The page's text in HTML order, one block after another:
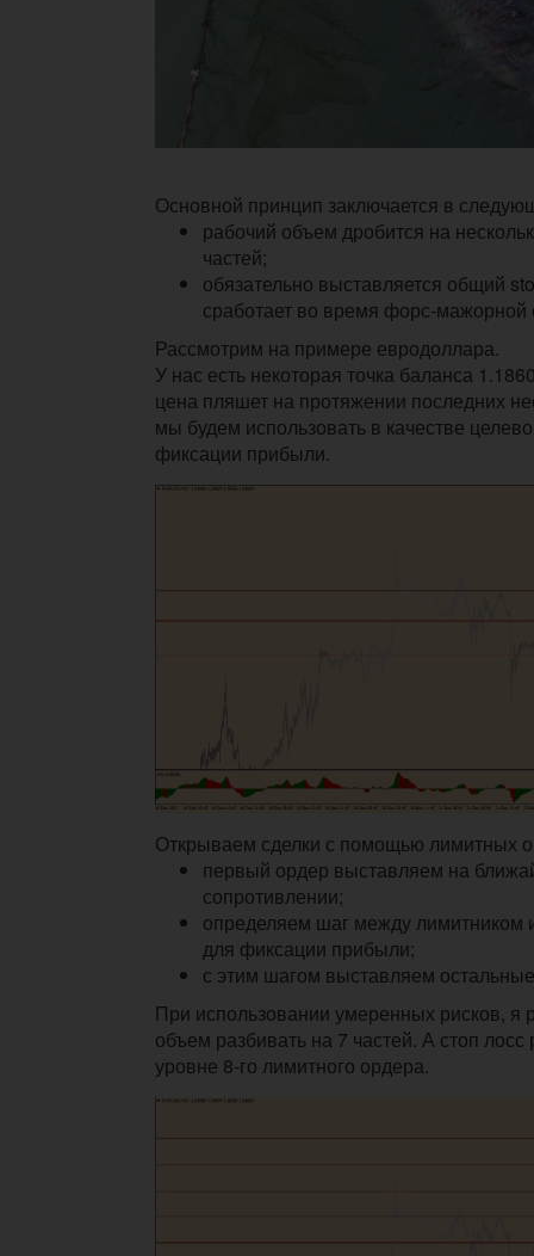
Основной принцип заключается в
рабочий объем дробится на
частей;
обязательно выставляется общий
сработает во время форс-мажорной
Рассмотрим на примере евродоллара.
У нас есть некоторая точка баланса
цена пляшет на протяжении последних
мы будем использовать в качестве
фиксации прибыли.
Открываем сделки с помощью лимитных
первый ордер выставляем на
сопротивлении;
определяем шаг между лимитником
для фиксации прибыли;
с этим шагом выставляем
При использовании умеренных рисков, я
объем разбивать на 7 частей. А стоп лосс
уровне 8-го лимитного ордера.